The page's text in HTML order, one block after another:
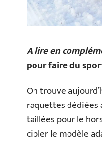
A lire en
pour faire du
On trouve
raquettes dédiées
taillées pour le
cibler le modèle